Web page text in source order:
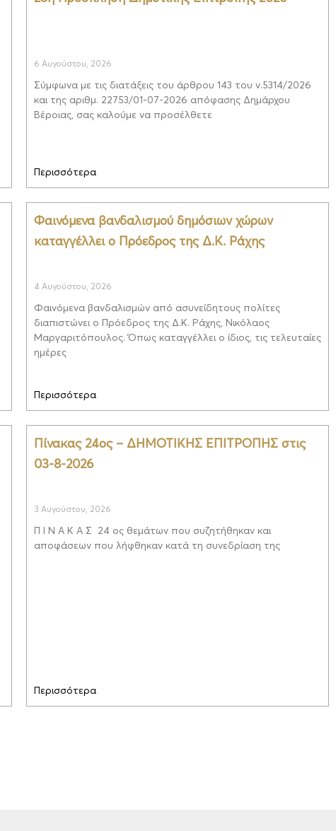
6 Αυγούστου, 2026
Σύμφωνα με τις διατάξεις του άρθρου 143 του ν.5314/2026
και της αριθμ. 22753/01-07-2026 απόφασης Δημάρχου
Βέροιας, σας καλούμε να προσέλθετε
Περισσότερα
Φαινόμενα βανδαλισμού δημόσιων χώρων
καταγγέλλει ο Πρόεδρος της Δ.Κ. Ράχης
4 Αυγούστου, 2026
Φαινόμενα βανδαλισμών από ασυνείδητους πολίτες
διαπιστώνει ο Πρόεδρος της Δ.Κ. Ράχης, Νικόλαος
Μαργαριτόπουλος. Όπως καταγγέλλει ο ίδιος, τις τελευταίες
ημέρες
Περισσότερα
Πίνακας 24ος – ΔΗΜΟΤΙΚΗΣ ΕΠΙΤΡΟΠΗΣ στις
03-8-2026
3 Αυγούστου, 2026
Π Ι Ν Α Κ Α Σ 24 ος θεμάτων που συζητήθηκαν και
αποφάσεων που λήφθηκαν κατά τη συνεδρίαση της
Περισσότερα